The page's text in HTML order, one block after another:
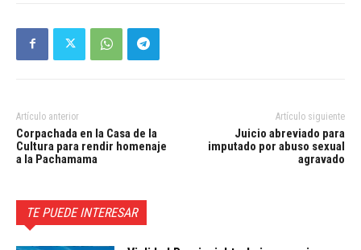
Artículo anterior
Corpachada en la Casa de la
Cultura para rendir homenaje
a la Pachamama
Artículo siguiente
Juicio abreviado para
imputado por abuso sexual
agravado
TE PUEDE INTERESAR